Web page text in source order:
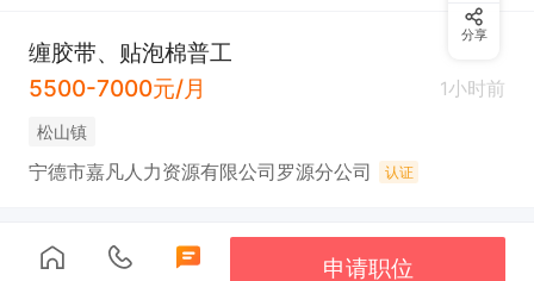
缠胶带、贴泡棉普工
5500-7000元/月
1小时前
松山镇
宁德市嘉凡人力资源有限公司罗源分公司 认证
分享
申请职位